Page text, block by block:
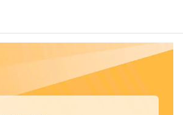
系訓練廚房、葡萄酒研習室、咖啡訓練
，提升學生投身專業的競爭力。
關專業組織認可，畢業生可投身不同的
店及度假村、郵輪及主題樂園、餐飲集
及展覽、航空公司及旅行社、餐飲及葡